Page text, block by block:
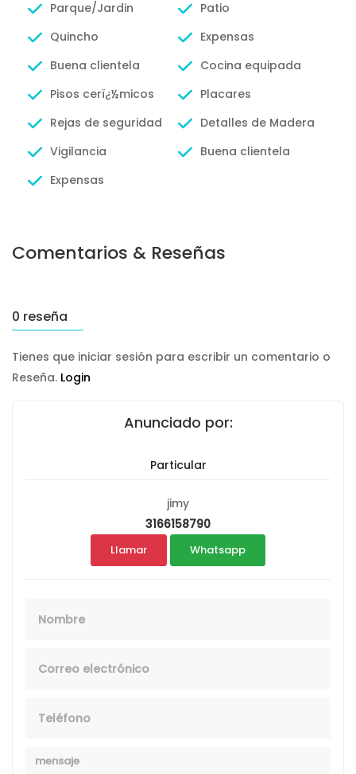
Parque/Jardin
Patio
Quincho
Expensas
Buena clientela
Cocina equipada
Pisos cerï¿½micos
Placares
Rejas de seguridad
Detalles de Madera
Vigilancia
Buena clientela
Expensas
Comentarios & Reseñas
0 reseña
Tienes que iniciar sesión para escribir un comentario o
Reseña. Login
Anunciado por:
Particular
jimy
3166158790
Llamar Whatsapp